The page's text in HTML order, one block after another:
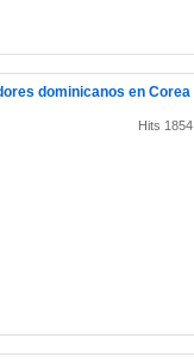
dominicanos en Corea
Hits 1854